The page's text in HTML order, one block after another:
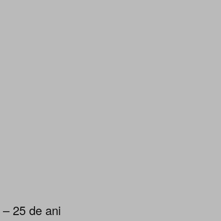
25 de ani